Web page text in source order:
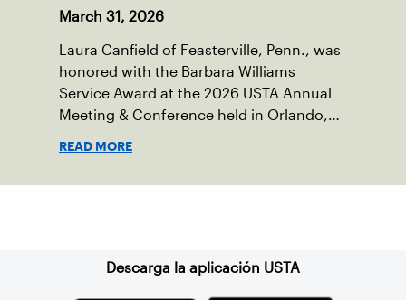
March 31, 2026
Laura Canfield of Feasterville, Penn., was
honored with the Barbara Williams
Service Award at the 2026 USTA Annual
Meeting & Conference held in Orlando,
READ MORE
Descarga la aplicación USTA